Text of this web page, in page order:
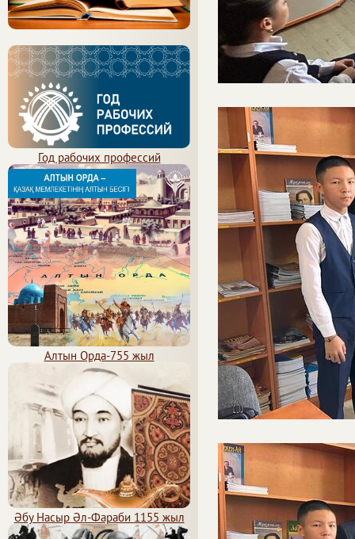
Год рабочих профессий
Алтын Орда-755 жыл
Әбу Насыр Әл-Фараби 1155 жыл